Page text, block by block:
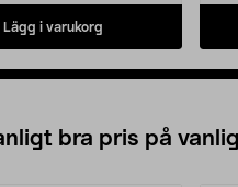
Lägg i varukorg
bra pris på